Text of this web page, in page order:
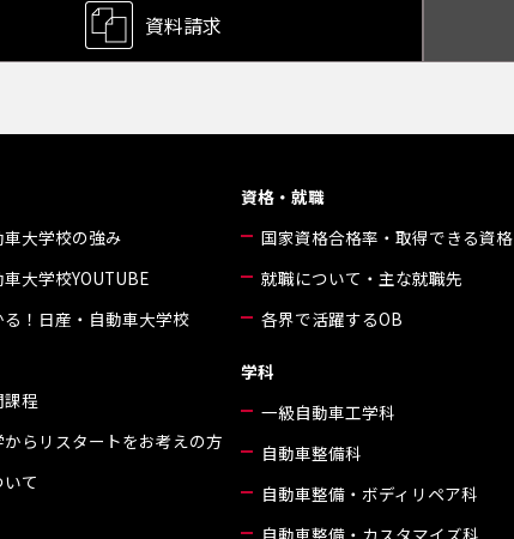
資料請求
大学校の強み
大学校YOUTUBE
！日産・自動車大学校
程
らリスタートをお考えの方
て
資格・就職
国家資格合格率・取得できる資格
就職について・主な就職先
各界で活躍するOB
学科
一級自動車工学科
自動車整備科
自動車整備・ボディリペア科
自動車整備・カスタマイズ科